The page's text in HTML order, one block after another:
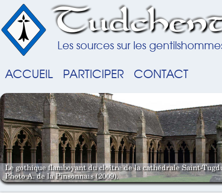
Les sources sur les
ACCUEIL PARTICIPER CONTACT
Le gothique flamboyant du cloître de la cathédrale Saint-
Photo A. de la Pinsonnais (2009).